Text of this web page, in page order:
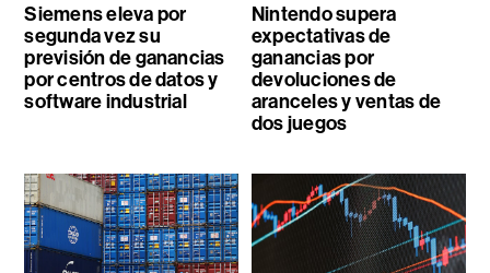
Siemens eleva por
segunda vez su
previsión de ganancias
por centros de datos y
software industrial
Nintendo supera
expectativas de
ganancias por
devoluciones de
aranceles y ventas de
dos juegos